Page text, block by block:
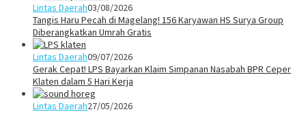
Lintas Daerah03/08/2026
Tangis Haru Pecah di Magelang! 156 Karyawan HS Surya Group
Diberangkatkan Umrah Gratis
Lintas Daerah09/07/2026
Gerak Cepat! LPS Bayarkan Klaim Simpanan Nasabah BPR Ceper
Klaten dalam 5 Hari Kerja
Lintas Daerah27/05/2026